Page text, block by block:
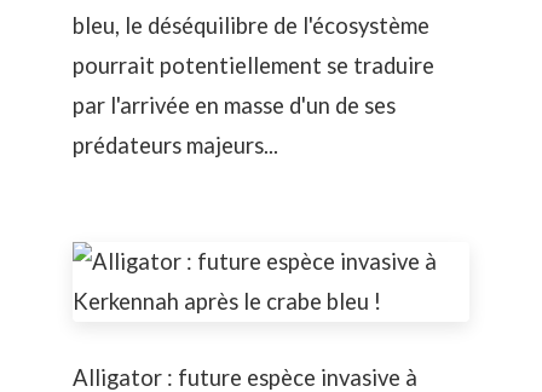
bleu, le déséquilibre de l'écosystème
pourrait potentiellement se traduire
par l'arrivée en masse d'un de ses
prédateurs majeurs...
Alligator : future espèce invasive à